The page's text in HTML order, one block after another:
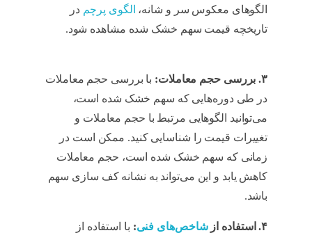
الگوهای معکوس سر و شانه، الگوی پرچم در
تاریخچه قیمت سهم خشک شده مشاهده شود.
۳. بررسی حجم معاملات:
با بررسی حجم معاملات
در طی دوره‌هایی که سهم خشک شده است،
می‌توانید الگوهایی مرتبط با حجم معاملات و
تغییرات قیمت را شناسایی کنید. ممکن است در
زمانی که سهم خشک شده است، حجم معاملات
کاهش یابد و این می‌تواند به نشانه کف سازی سهم
باشد.
۴. استفاده از شاخص‌های فنی: با استفاده از